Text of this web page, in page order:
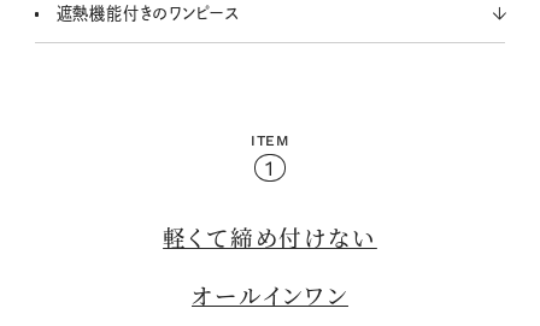
遮熱機能付きのワンピース
ITEM
1
軽くて締め付けない
オールインワン